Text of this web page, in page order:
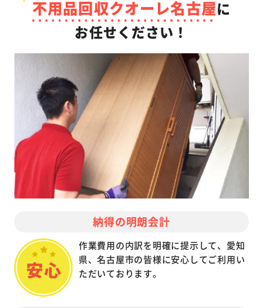
不用品回収クオーレ名古屋に
お任せください！
納得の明朗会計
作業費用の内訳を明確に提示して、愛知
県、名古屋市の皆様に安心してご利用い
ただいております。